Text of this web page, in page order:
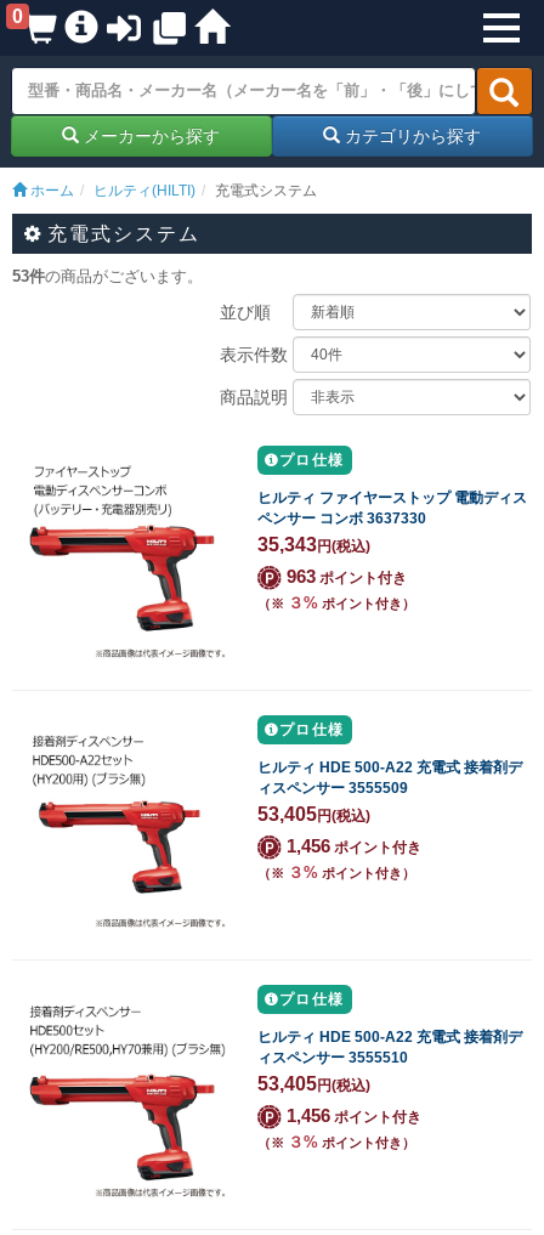
0
メーカーから探す カテゴリから探す
ホーム ヒルティ(HILTI) 充電式システム
充電式システム
53件の商品がございます。
並び順
表示件数
商品説明
プロ仕様
ヒルティ ファイヤーストップ 電動ディス
ペンサー コンボ 3637330
35,343円(税込)
963 ポイント付き
（※ ３% ポイント付き）
プロ仕様
ヒルティ HDE 500-A22 充電式 接着剤デ
ィスペンサー 3555509
53,405円(税込)
1,456 ポイント付き
（※ ３% ポイント付き）
プロ仕様
ヒルティ HDE 500-A22 充電式 接着剤デ
ィスペンサー 3555510
53,405円(税込)
1,456 ポイント付き
（※ ３% ポイント付き）